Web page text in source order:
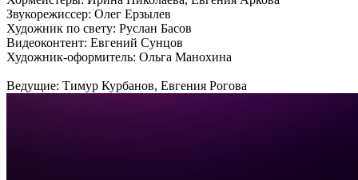
Звукорежиссер: Олег Ерзылев
Художник по свету: Руслан Басов
Видеоконтент: Евгений Сунцов
Художник-оформитель: Ольга Манохина
Ведущие: Тимур Курбанов, Евгения Рогова